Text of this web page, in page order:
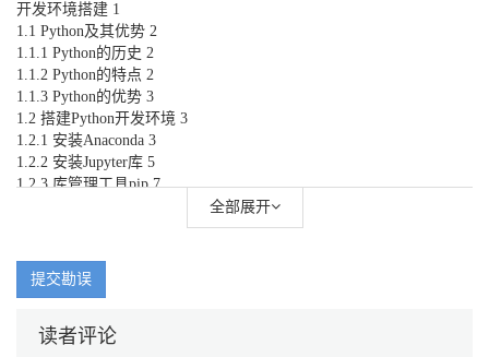
开发环境搭建 1
1.1 Python及其优势 2
1.1.1 Python的历史 2
1.1.2 Python的特点 2
1.1.3 Python的优势 3
1.2 搭建Python开发环境 3
1.2.1 安装Anaconda 3
1.2.2 安装Jupyter库 5
1.2.3 库管理工具pip 7
2.1.1 数值（Number） 10
2.1.4 元组（Tuple） 15
全部展开
提交勘误
读者评论